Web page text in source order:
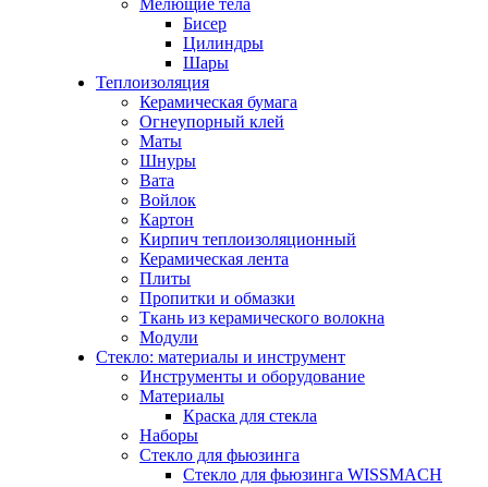
Мелющие тела
Бисер
Цилиндры
Шары
Теплоизоляция
Керамическая бумага
Огнеупорный клей
Маты
Шнуры
Вата
Войлок
Картон
Кирпич теплоизоляционный
Керамическая лента
Плиты
Пропитки и обмазки
Ткань из керамического волокна
Модули
Стекло: материалы и инструмент
Инструменты и оборудование
Материалы
Краска для стекла
Наборы
Стекло для фьюзинга
Стекло для фьюзинга WISSMACH